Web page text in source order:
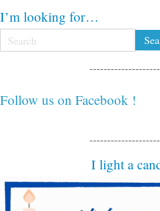
I’m looking for…
Follow us on Facebook !
I light a